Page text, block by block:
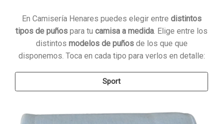
En Camisería Henares puedes elegir entre distintos
tipos de puños para tu camisa a medida. Elige entre los
distintos modelos de puñosde los que que
disponemos. Toca en cada tipo para verlos en detalle:
Sport